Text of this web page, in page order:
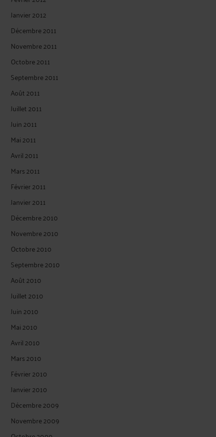
Janvier 2012
Décembre 2011
Novembre 2011
Octobre 2011
Septembre 2011
Août 2011
Juillet 2011
Juin 2011
Mai 2011
Avril 2011
Mars 2011
Février 2011
Janvier 2011
Décembre 2010
Novembre 2010
Octobre 2010
Septembre 2010
Août 2010
Juillet 2010
Juin 2010
Mai 2010
Avril 2010
Mars 2010
Février 2010
Janvier 2010
Décembre 2009
Novembre 2009